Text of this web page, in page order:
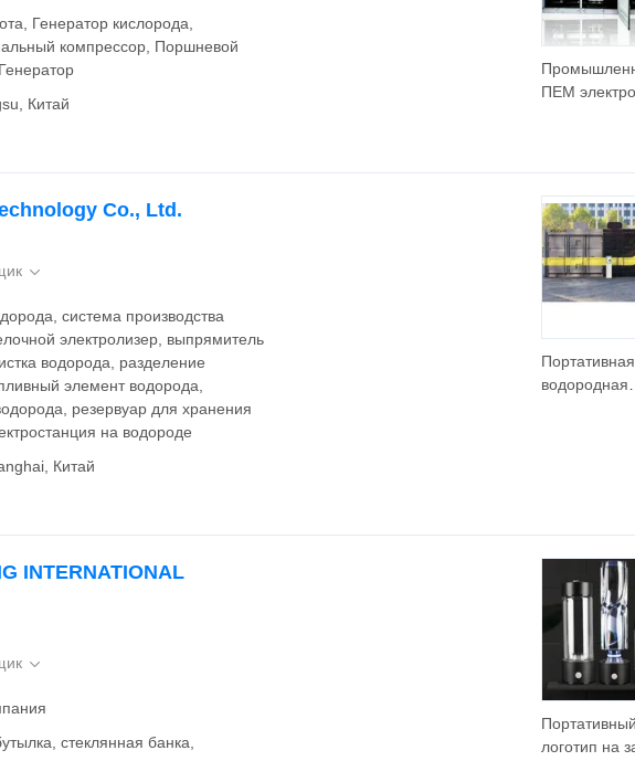
ПЕМ
топливных
элементов
Генератор кислорода,
компрессор, Поршневой
Китай
Портативная
водородная
Co., Ltd.

система производства
электролизер, выпрямитель
водорода, разделение
элемент водорода,
резервуар для хранения
на водороде
Китай
Портативный
логотип на
INTERNATIONAL

стеклянная банка,